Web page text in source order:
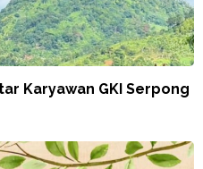
Karyawan GKI Serpong